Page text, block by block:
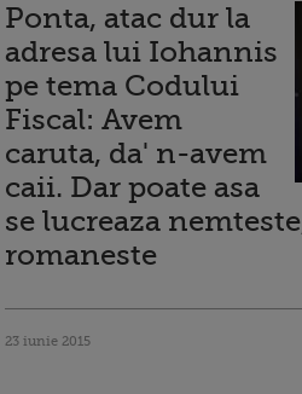
Ponta, atac dur la
adresa lui Iohannis
pe tema Codului
Fiscal: Avem
caruta, da' n-avem
caii. Dar poate asa
se lucreaza
romaneste
23 iunie 2015